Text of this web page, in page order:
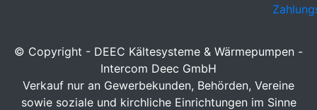
© Copyright - DEEC Kältesysteme & Wärmepumpen -
Intercom Deec GmbH
Verkauf nur an Gewerbekunden, Behörden, Vereine
sowie soziale und kirchliche Einrichtungen im Sinne